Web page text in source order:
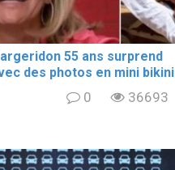
55 ans surprend
des photos en mini bikini
0 36693